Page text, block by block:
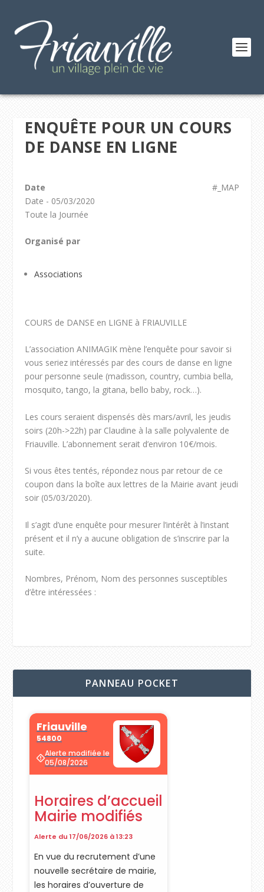
ENQUÊTE POUR UN COURS
DE DANSE EN LIGNE
#_MAP
Date
Date - 05/03/2020
Toute la Journée
Organisé par
Associations
COURS de DANSE en LIGNE à FRIAUVILLE
L’association ANIMAGIK mène l’enquête pour savoir si
vous seriez intéressés par des cours de danse en ligne
pour personne seule (madisson, country, cumbia bella,
mosquito, tango, la gitana, bello baby, rock…).
Les cours seraient dispensés dès mars/avril, les jeudis
soirs (20h->22h) par Claudine à la salle polyvalente de
Friauville. L’abonnement serait d’environ 10€/mois.
Si vous êtes tentés, répondez nous par retour de ce
coupon dans la boîte aux lettres de la Mairie avant jeudi
soir (05/03/2020).
Il s’agit d’une enquête pour mesurer l’intérêt à l’instant
présent et il n’y a aucune obligation de s’inscrire par la
suite.
Nombres, Prénom, Nom des personnes susceptibles
d’être intéressées :
PANNEAU POCKET